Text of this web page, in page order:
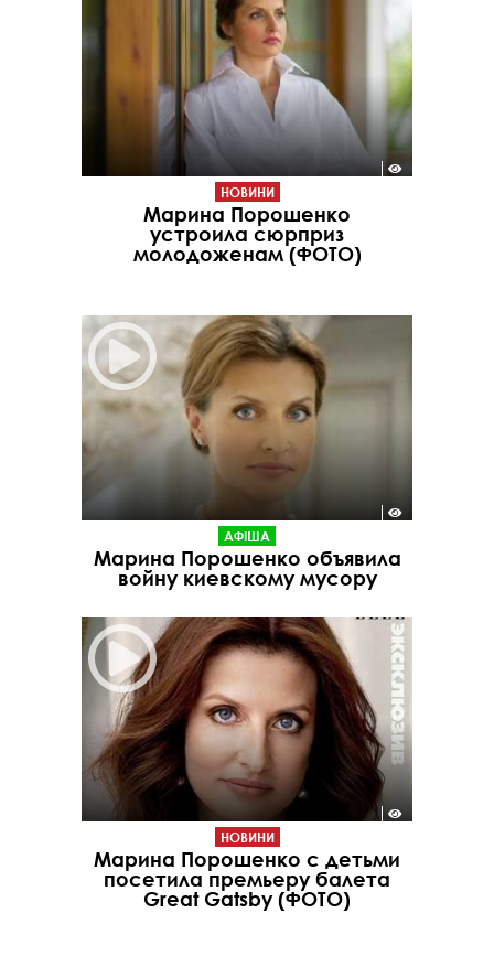
НОВИНИ
Марина Порошенко
устроила сюрприз
молодоженам (ФОТО)
АФІША
Марина Порошенко объявила
войну киевскому мусору
НОВИНИ
Марина Порошенко с детьми
посетила премьеру балета
Great Gatsby (ФОТО)